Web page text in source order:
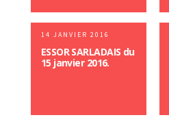
14 JANVIER 2016
ESSOR SARLADAIS du
15 janvier 2016.